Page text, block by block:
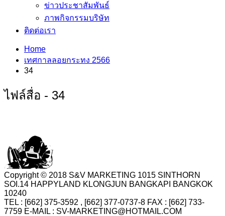
ข่าวประชาสัมพันธ์
ภาพกิจกรรมบริษัท
ติดต่อเรา
Home
เทศกาลลอยกระทง 2566
34
ไฟล์สื่อ - 34
Copyright © 2018 S&V MARKETING 1015 SINTHORN
SOI.14 HAPPYLAND KLONGJUN BANGKAPI BANGKOK
10240
TEL : [662] 375-3592 , [662] 377-0737-8 FAX : [662] 733-
7759 E-MAIL : SV-MARKETING@HOTMAIL.COM